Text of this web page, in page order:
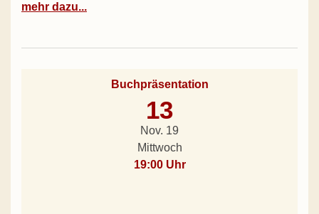
mehr dazu...
Buchpräsentation
13
Nov. 19
Mittwoch
19:00 Uhr